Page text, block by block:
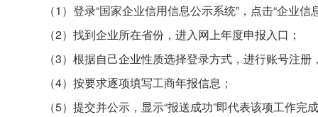
（1）登录“国家企业信用信息公示系统”，点击“企业信
（2）找到企业所在省份，进入网上年度申报入口；
（3）根据自己企业性质选择登录方式，进行账号注
（4）按要求逐项填写工商年报信息；
（5）提交并公示，显示“报送成功”即代表该项工作完